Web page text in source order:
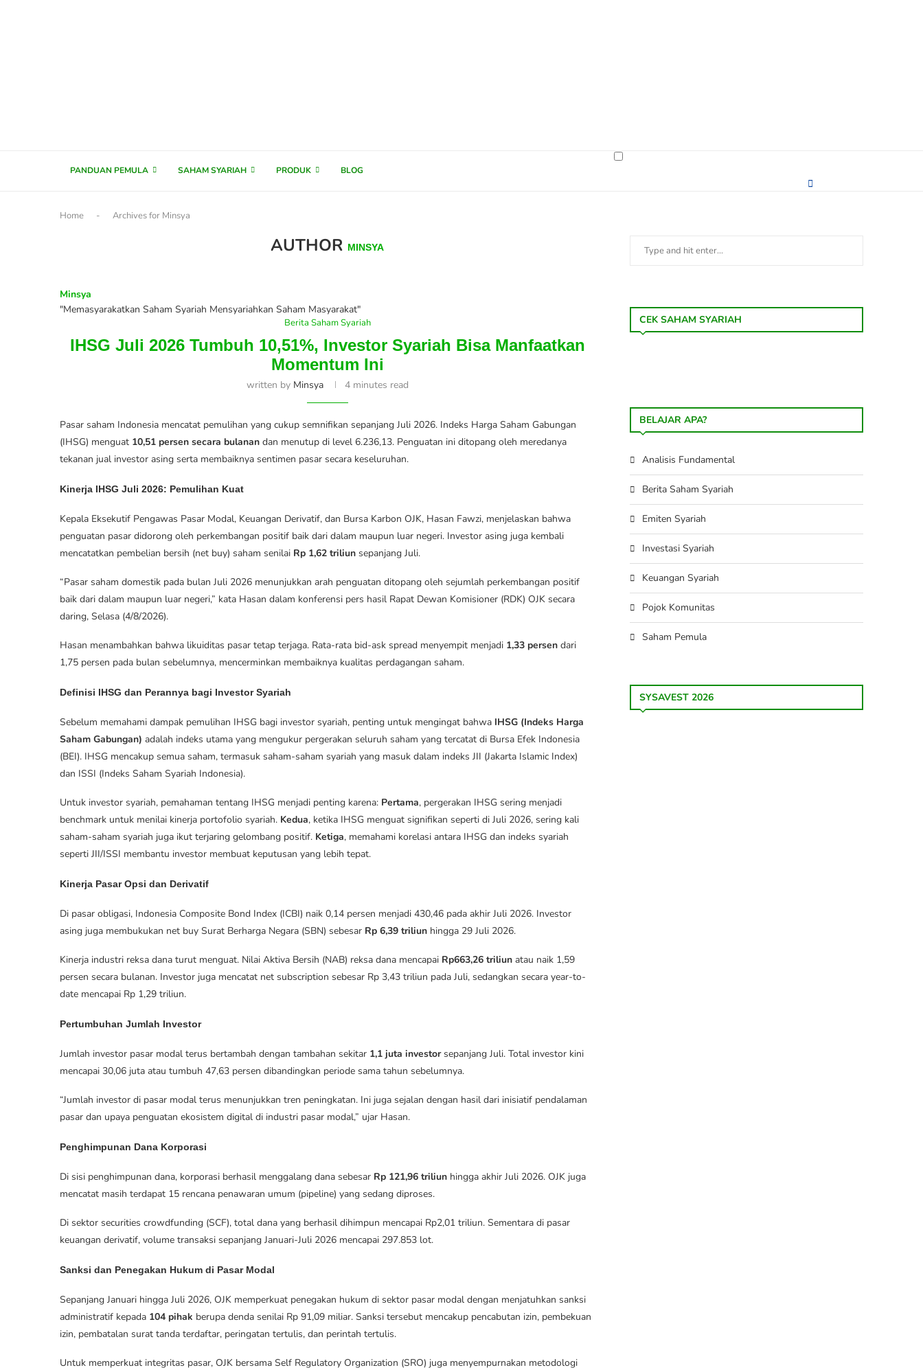
PANDUAN PEMULA SAHAM SYARIAH PRODUK BLOG
Home - Archives for Minsya
AUTHOR MINSYA
Minsya
"Memasyarakatkan Saham Syariah Mensyariahkan Saham Masyarakat"
Berita Saham Syariah
IHSG Juli 2026 Tumbuh 10,51%, Investor Syariah Bisa Manfaatkan
Momentum Ini
written by Minsya 4 minutes read
Pasar saham Indonesia mencatat pemulihan yang cukup semnifikan sepanjang Juli 2026. Indeks Harga Saham Gabungan
(IHSG) menguat 10,51 persen secara bulanan dan menutup di level 6.236,13. Penguatan ini ditopang oleh meredanya
tekanan jual investor asing serta membaiknya sentimen pasar secara keseluruhan.
Kinerja IHSG Juli 2026: Pemulihan Kuat
Kepala Eksekutif Pengawas Pasar Modal, Keuangan Derivatif, dan Bursa Karbon OJK, Hasan Fawzi, menjelaskan bahwa
penguatan pasar didorong oleh perkembangan positif baik dari dalam maupun luar negeri. Investor asing juga kembali
mencatatkan pembelian bersih (net buy) saham senilai Rp 1,62 triliun sepanjang Juli.
“Pasar saham domestik pada bulan Juli 2026 menunjukkan arah penguatan ditopang oleh sejumlah perkembangan positif
baik dari dalam maupun luar negeri,” kata Hasan dalam konferensi pers hasil Rapat Dewan Komisioner (RDK) OJK secara
daring, Selasa (4/8/2026).
Hasan menambahkan bahwa likuiditas pasar tetap terjaga. Rata-rata bid-ask spread menyempit menjadi 1,33 persen dari
1,75 persen pada bulan sebelumnya, mencerminkan membaiknya kualitas perdagangan saham.
Definisi IHSG dan Perannya bagi Investor Syariah
Sebelum memahami dampak pemulihan IHSG bagi investor syariah, penting untuk mengingat bahwa IHSG (Indeks Harga
Saham Gabungan) adalah indeks utama yang mengukur pergerakan seluruh saham yang tercatat di Bursa Efek Indonesia
(BEI). IHSG mencakup semua saham, termasuk saham-saham syariah yang masuk dalam indeks JII (Jakarta Islamic Index)
dan ISSI (Indeks Saham Syariah Indonesia).
Untuk investor syariah, pemahaman tentang IHSG menjadi penting karena: Pertama, pergerakan IHSG sering menjadi
benchmark untuk menilai kinerja portofolio syariah. Kedua, ketika IHSG menguat signifikan seperti di Juli 2026, sering kali
saham-saham syariah juga ikut terjaring gelombang positif. Ketiga, memahami korelasi antara IHSG dan indeks syariah
seperti JII/ISSI membantu investor membuat keputusan yang lebih tepat.
Kinerja Pasar Opsi dan Derivatif
Di pasar obligasi, Indonesia Composite Bond Index (ICBI) naik 0,14 persen menjadi 430,46 pada akhir Juli 2026. Investor
asing juga membukukan net buy Surat Berharga Negara (SBN) sebesar Rp 6,39 triliun hingga 29 Juli 2026.
Kinerja industri reksa dana turut menguat. Nilai Aktiva Bersih (NAB) reksa dana mencapai Rp663,26 triliun atau naik 1,59
persen secara bulanan. Investor juga mencatat net subscription sebesar Rp 3,43 triliun pada Juli, sedangkan secara year-to-
date mencapai Rp 1,29 triliun.
Pertumbuhan Jumlah Investor
Jumlah investor pasar modal terus bertambah dengan tambahan sekitar 1,1 juta investorsepanjang Juli. Total investor kini
mencapai 30,06 juta atau tumbuh 47,63 persen dibandingkan periode sama tahun sebelumnya.
“Jumlah investor di pasar modal terus menunjukkan tren peningkatan. Ini juga sejalan dengan hasil dari inisiatif pendalaman
pasar dan upaya penguatan ekosistem digital di industri pasar modal,” ujar Hasan.
Penghimpunan Dana Korporasi
Di sisi penghimpunan dana, korporasi berhasil menggalang dana sebesar Rp 121,96 triliun hingga akhir Juli 2026. OJK juga
mencatat masih terdapat 15 rencana penawaran umum (pipeline) yang sedang diproses.
Di sektor securities crowdfunding (SCF), total dana yang berhasil dihimpun mencapai Rp2,01 triliun. Sementara di pasar
keuangan derivatif, volume transaksi sepanjang Januari-Juli 2026 mencapai 297.853 lot.
Sanksi dan Penegakan Hukum di Pasar Modal
Sepanjang Januari hingga Juli 2026, OJK memperkuat penegakan hukum di sektor pasar modal dengan menjatuhkan sanksi
administratif kepada 104 pihak berupa denda senilai Rp 91,09 miliar. Sanksi tersebut mencakup pencabutan izin, pembekuan
izin, pembatalan surat tanda terdaftar, peringatan tertulis, dan perintah tertulis.
Untuk memperkuat integritas pasar, OJK bersama Self Regulatory Organization (SRO) juga menyempurnakan metodologi
CEK SAHAM SYARIAH
BELAJAR APA?
Analisis Fundamental
Berita Saham Syariah
Emiten Syariah
Investasi Syariah
Keuangan Syariah
Pojok Komunitas
Saham Pemula
SYSAVEST 2026